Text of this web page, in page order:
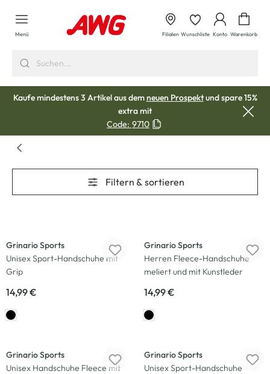
springen
Menü Filialen Wunschliste Konto Warenkorb
Kaufe mindestens 3 Artikel aus demneuen Prospektund spare 15%
extra mit
Code: 9710
Filtern & sortieren
Grinario Sports
Unisex Sport-Handschuhe mit
Grip
14,99 €
Grinario Sports
Herren Fleece-Handschuhe
meliert und mit Kunstleder
14,99 €
Grinario Sports
Unisex Handschuhe Fleece mit
Grinario Sports
Unisex Sport-Handschuhe